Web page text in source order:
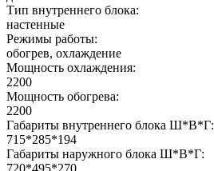
Тип внутреннего блока:
настенные
Режимы работы:
обогрев, охлаждение
Мощность охлаждения:
2200
Мощность обогрева:
2200
Габариты внутреннего блока Ш*В*Г:
715*285*194
Габариты наружного блока Ш*В*Г:
720*495*270